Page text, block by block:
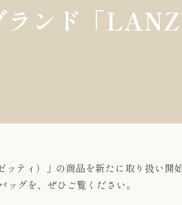
ランド「
ティ）」の商品を新たに取り扱い開始
グを、ぜひご覧ください。